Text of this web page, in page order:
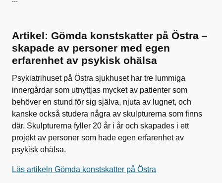
Artikel: Gömda konstskatter på Östra –
skapade av personer med egen
erfarenhet av psykisk ohälsa
Psykiatrihuset på Östra sjukhuset har tre lummiga
innergårdar som utnyttjas mycket av patienter som
behöver en stund för sig själva, njuta av lugnet, och
kanske också studera några av skulpturerna som finns
där. Skulpturerna fyller 20 år i år och skapades i ett
projekt av personer som hade egen erfarenhet av
psykisk ohälsa.
Läs artikeln Gömda konstskatter på Östra